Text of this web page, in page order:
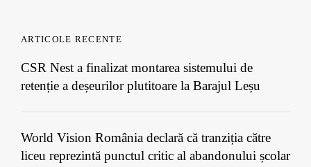
ARTICOLE RECENTE
CSR Nest a finalizat montarea sistemului de
retenție a deșeurilor plutitoare la Barajul Leșu
World Vision România declară că tranziția către
liceu reprezintă punctul critic al abandonului școlar